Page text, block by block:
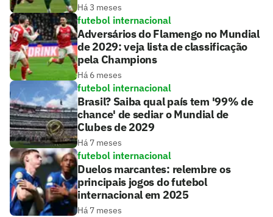
Há 3 meses
futebol internacional
Adversários do Flamengo no Mundial
de 2029: veja lista de classificação
pela Champions
Há 6 meses
futebol internacional
Brasil? Saiba qual país tem '99% de
chance' de sediar o Mundial de
Clubes de 2029
Há 7 meses
futebol internacional
Duelos marcantes: relembre os
principais jogos do futebol
internacional em 2025
Há 7 meses